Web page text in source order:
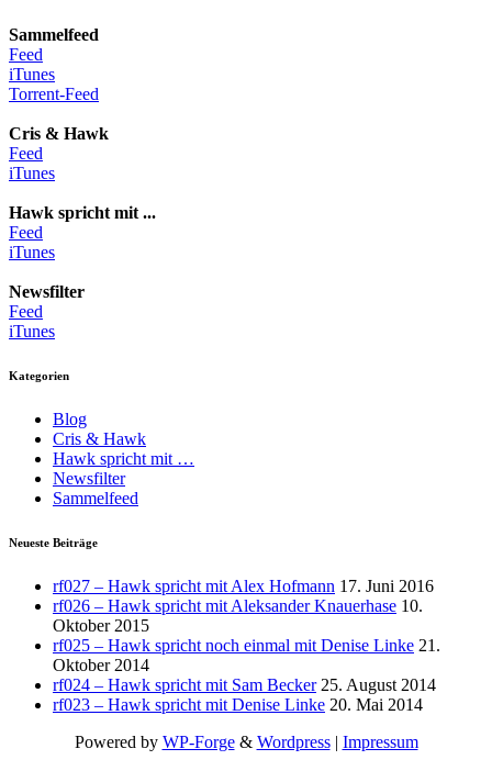
Sammelfeed
Feed
iTunes
Torrent-Feed
Cris & Hawk
Feed
iTunes
Hawk spricht mit ...
Feed
iTunes
Newsfilter
Feed
iTunes
Kategorien
Blog
Cris & Hawk
Hawk spricht mit …
Newsfilter
Sammelfeed
Neueste Beiträge
rf027 – Hawk spricht mit Alex Hofmann 17. Juni 2016
rf026 – Hawk spricht mit Aleksander Knauerhase 10.
Oktober 2015
rf025 – Hawk spricht noch einmal mit Denise Linke 21.
Oktober 2014
rf024 – Hawk spricht mit Sam Becker 25. August 2014
rf023 – Hawk spricht mit Denise Linke 20. Mai 2014
Powered by WP-Forge& Wordpress| Impressum